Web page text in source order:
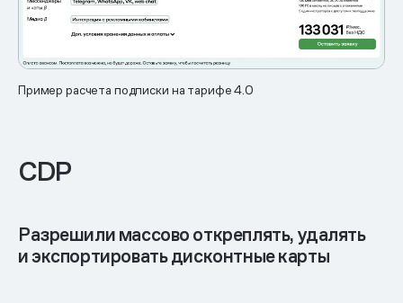
Пример расчета подписки на тарифе 4.0
СDP
Разрешили массово откреплять, удалять
и экспортировать дисконтные карты